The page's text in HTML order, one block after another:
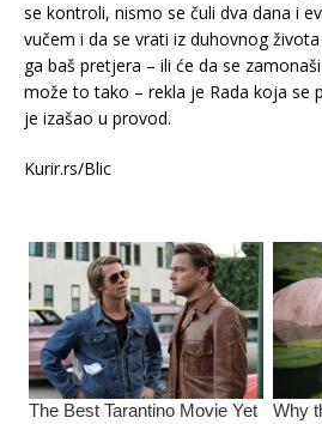
se kontroli, nismo se čuli dva dana i
vučem i da se vrati iz duhovnog
ga baš pretjera – ili će da se
može to tako – rekla je Rada koja se
je izašao u provod.
Kurir.rs/Blic